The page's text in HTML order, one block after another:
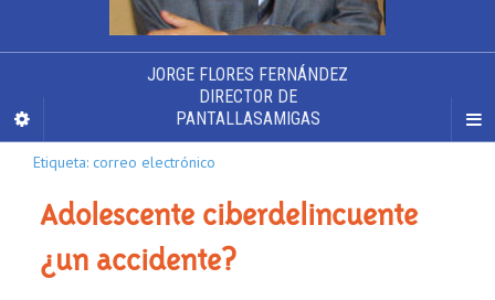
JORGE FLORES FERNÁNDEZ
DIRECTOR DE
PANTALLASAMIGAS
Etiqueta: correo electrónico
Adolescente ciberdelincuente
¿un accidente?